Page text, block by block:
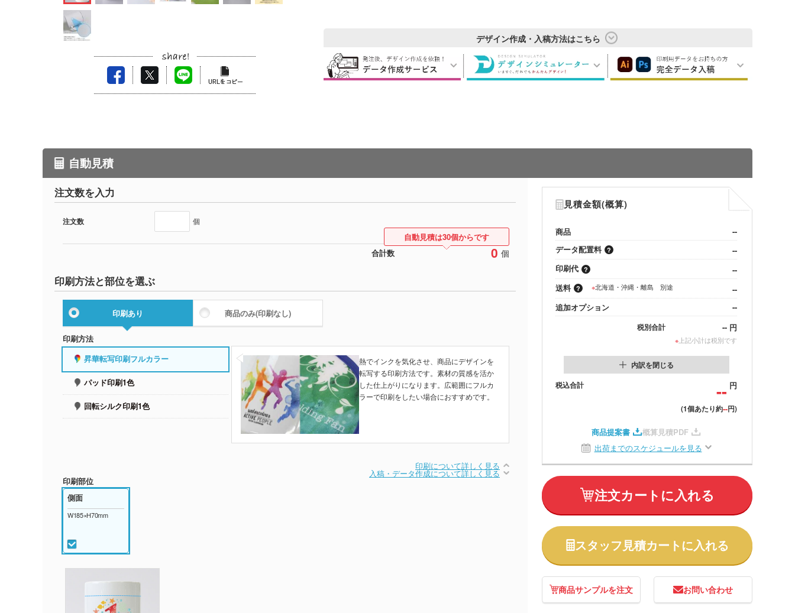
デザイン作成・入稿方法はこちら
自動見積
注文数を入力
注文数 個
合計数 0 個
自動見積は30個からです
印刷方法と部位を選ぶ
印刷あり 商品のみ(印刷なし)
印刷方法
昇華転写印刷フルカラー
パッド印刷1色
回転シルク印刷1色
熱でインクを気化させ、商品にデザインを
転写する印刷方法です。素材の質感を活か
した仕上がりになります。広範囲にフルカ
ラーで印刷をしたい場合におすすめです。
印刷について詳しく見る
入稿・データ作成について詳しく見る
印刷部位
側面
W185×H70mm
見積金額(概算)
商品
--
データ配置料
--
印刷代
--
送料
※北海道・沖縄・離島 別途
--
追加オプション
--
税別合計 -- 円
※ 上記小計は税別です
内訳を閉じる
税込合計
-- 円
(1個あたり約--円)
商品提案書
概算見積PDF
出荷までのスケジュールを見る
注文カートに入れる
スタッフ見積カートに入れる
商品サンプルを注文 お問い合わせ